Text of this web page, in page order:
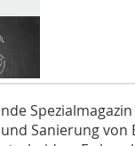
Sanierung